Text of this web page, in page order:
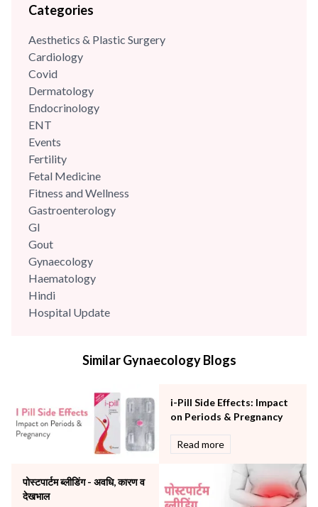
Categories
Aesthetics & Plastic Surgery
Cardiology
Covid
Dermatology
Endocrinology
ENT
Events
Fertility
Fetal Medicine
Fitness and Wellness
Gastroenterology
GI
Gout
Gynaecology
Haematology
Hindi
Hospital Update
Mental Health
Neonatology & Paediatrics
Nephrology & Dialysis
Neurology
Other Services
Pulmonology
Similar Gynaecology Blogs
i-Pill Side Effects: Impact
on Periods & Pregnancy
Read more
पोस्टपार्टम ब्लीडिंग - अवधि, कारण व
देखभाल